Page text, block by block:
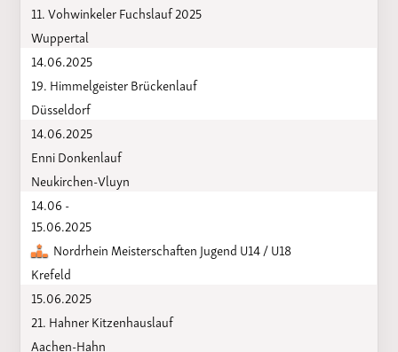
11. Vohwinkeler Fuchslauf 2025
Wuppertal
14.06.2025
19. Himmelgeister Brückenlauf
Düsseldorf
14.06.2025
Enni Donkenlauf
Neukirchen-Vluyn
14.06 -
15.06.2025
Nordrhein Meisterschaften Jugend U14 / U18
Krefeld
15.06.2025
21. Hahner Kitzenhauslauf
Aachen-Hahn